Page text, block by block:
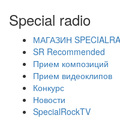
Special radio
МАГАЗИН
SR Recommended
Прием композиций
Прием видеоклипов
Конкурс
Новости
SpecialRockTV